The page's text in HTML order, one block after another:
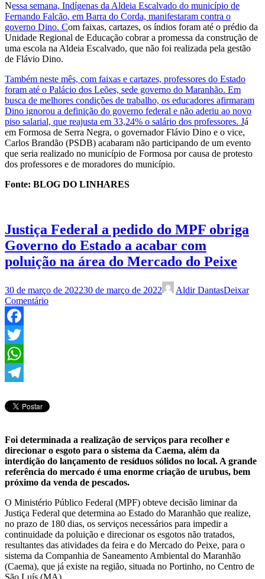
Nessa semana, Indígenas da Aldeia Escalvado do município de
Fernando Falcão, em Barra do Corda, manifestaram contra o
governo Dino. Com faixas, cartazes, os índios foram até o prédio da
Unidade Regional de Educação cobrar a promessa da construção de
uma escola na Aldeia Escalvado, que não foi realizada pela gestão
de Flávio Dino.
Também neste mês, com faixas e cartazes, professores do Estado
foram até o Palácio dos Leões, sede governo do Maranhão. Em
busca de melhores condições de trabalho, os educadores afirmaram
Dino ignorou a definição do governo federal e não aderiu ao novo
piso salarial, que reajusta em 33,24% o salário dos professores. Já
em Formosa de Serra Negra, o governador Flávio Dino e o vice,
Carlos Brandão (PSDB) acabaram não participando de um evento
que seria realizado no município de Formosa por causa de protesto
dos professores e de moradores do município.
Fonte: BLOG DO LINHARES
Justiça Federal a pedido do MPF obriga
Governo do Estado a acabar com
poluição na área do Mercado do Peixe
30 de março de 202230 de março de 2022 Aldir DantasDeixar
Comentário
Facebook
Twitter
WhatsApp
Foi determinada a realização de serviços para recolher e
direcionar o esgoto para o sistema da Caema, além da
interdição do lançamento de resíduos sólidos no local. A grande
referência do mercado é uma enorme criação de urubus, bem
próximo da venda de pescados.
O Ministério Público Federal (MPF) obteve decisão liminar da
Justiça Federal que determina ao Estado do Maranhão que realize,
no prazo de 180 dias, os serviços necessários para impedir a
continuidade da poluição e direcionar os esgotos não tratados,
resultantes das atividades da feira e do Mercado do Peixe, para o
sistema da Companhia de Saneamento Ambiental do Maranhão
(Caema), que já existe na região, situada no Portinho, no Centro de
São Luís (MA).